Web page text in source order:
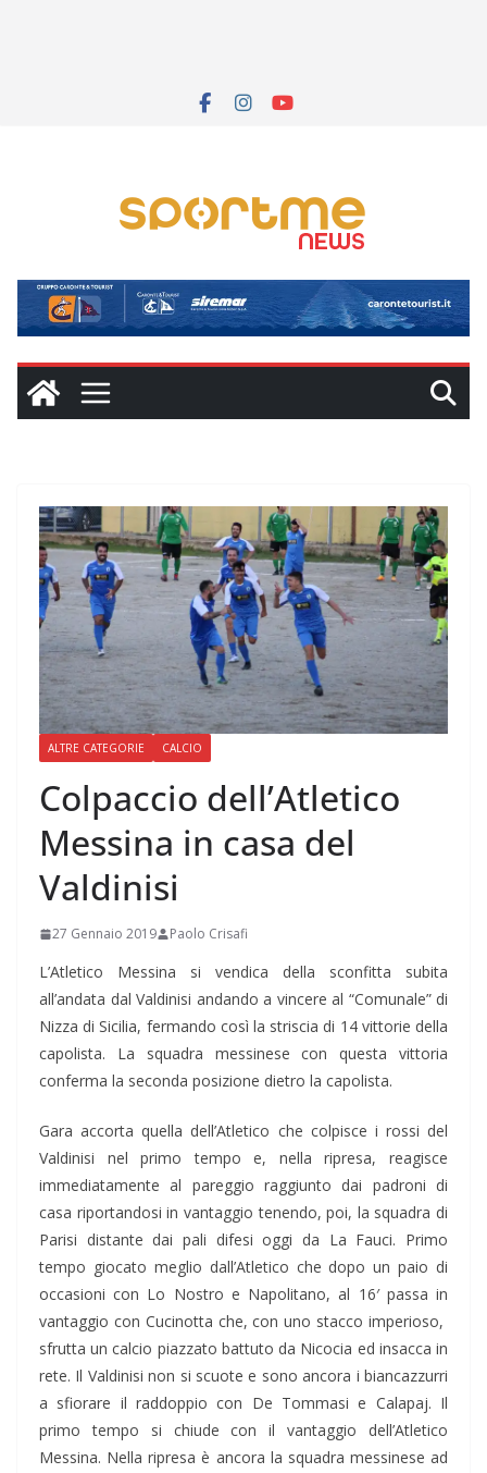
ALTRE CATEGORIE CALCIO
Colpaccio dell’Atletico
Messina in casa del
Valdinisi
27 Gennaio 2019 Paolo Crisafi
L’Atletico Messina si vendica della sconfitta subita
all’andata dal Valdinisi andando a vincere al “Comunale” di
Nizza di Sicilia, fermando così la striscia di 14 vittorie della
capolista. La squadra messinese con questa vittoria
conferma la seconda posizione dietro la capolista.
Gara accorta quella dell’Atletico che colpisce i rossi del
Valdinisi nel primo tempo e, nella ripresa, reagisce
immediatamente al pareggio raggiunto dai padroni di
casa riportandosi in vantaggio tenendo, poi, la squadra di
Parisi distante dai pali difesi oggi da La Fauci. Primo
tempo giocato meglio dall’Atletico che dopo un paio di
occasioni con Lo Nostro e Napolitano, al 16′ passa in
vantaggio con Cucinotta che, con uno stacco imperioso,
sfrutta un calcio piazzato battuto da Nicocia ed insacca in
rete. Il Valdinisi non si scuote e sono ancora i biancazzurri
a sfiorare il raddoppio con De Tommasi e Calapaj. Il
primo tempo si chiude con il vantaggio dell’Atletico
Messina. Nella ripresa è ancora la squadra messinese ad